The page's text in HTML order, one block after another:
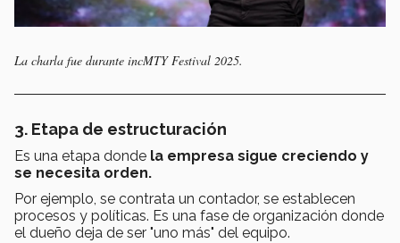
La charla fue durante incMTY Festival 2025.
3. Etapa de estructuración
Es una etapa donde la empresa sigue creciendo y
se necesita orden.
Por ejemplo, se contrata un contador, se establecen
procesos y políticas. Es una fase de organización donde
el dueño deja de ser "uno más" del equipo.